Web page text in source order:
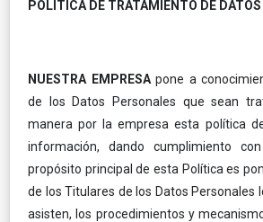
POLÍTICA DE TRATAMIENTO DE
NUESTRA EMPRESApone a
de los Datos Personales que sean
manera por la empresa esta política
información, dando cumplimiento
propósito principal de esta Política es
de los Titulares de los Datos Personales
asisten, los procedimientos y